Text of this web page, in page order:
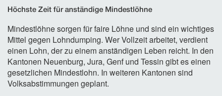
Höchste Zeit für anständige Mindestlöhne
Mindestlöhne sorgen für faire Löhne und sind ein wichtiges
Mittel gegen Lohndumping. Wer Vollzeit arbeitet, verdient
einen Lohn, der zu einem anständigen Leben reicht. In den
Kantonen Neuenburg, Jura, Genf und Tessin gibt es einen
gesetzlichen Mindestlohn. In weiteren Kantonen sind
Volksabstimmungen geplant.